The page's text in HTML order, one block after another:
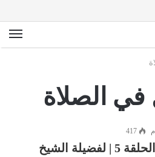
في الصلاة
417
برنامج منهج ورسالة | الحلقة 5 | لفضيلة الشيخ